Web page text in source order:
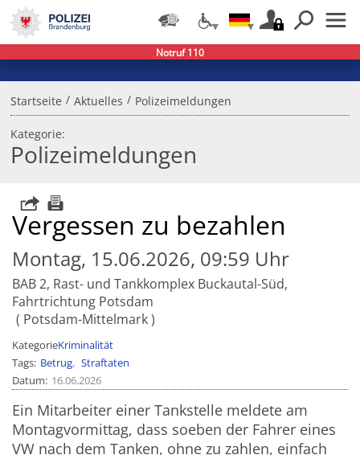
Startseite / Aktuelles / Polizeimeldungen
Kategorie:
Polizeimeldungen
Vergessen zu bezahlen
Montag, 15.06.2026, 09:59 Uhr
BAB 2, Rast- und Tankkomplex Buckautal-Süd,
Fahrtrichtung Potsdam
Potsdam-Mittelmark
KategorieKriminalität
Tags Betrug
Straftaten
Datum 16.06.2026
Ein Mitarbeiter einer Tankstelle meldete am
Montagvormittag, dass soeben der Fahrer eines
VW nach dem Tanken, ohne zu zahlen, einfach
Notruf 110